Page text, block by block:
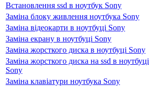
Встановлення ssd в ноутбук Sony
Заміна блоку живлення ноутбука Sony
Заміна відеокарти в ноутбуці Sony
Заміна екрану в ноутбуці Sony
Заміна жорсткого диска в ноутбуці Sony
Заміна жорсткого диска на ssd в ноутбуці
Sony
Заміна клавіатури ноутбука Sony